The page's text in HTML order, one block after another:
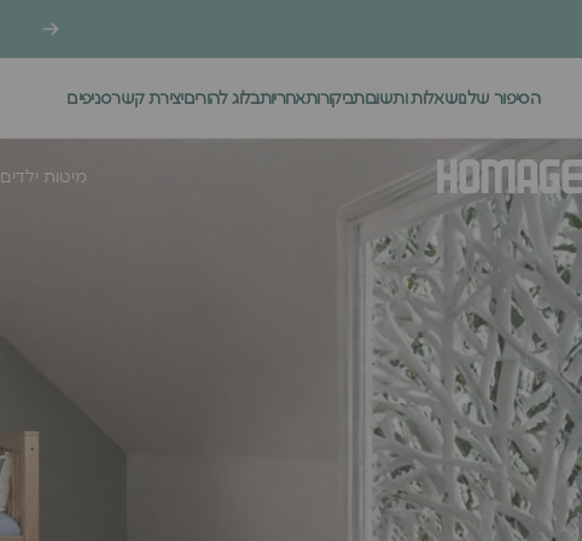
הסיפור שלנושאלות ותשובותביקורותאחריותבלוג להוריםיצירת קשרסניפים
Homage Design
מיטות ילדים